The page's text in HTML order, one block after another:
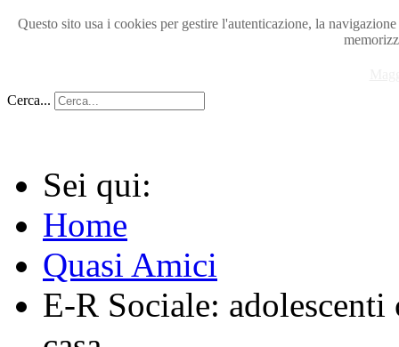
Questo sito usa i cookies per gestire l'autenticazione, la
Cerca...
Sei qui:
Home
Quasi Amici
E-R Sociale: